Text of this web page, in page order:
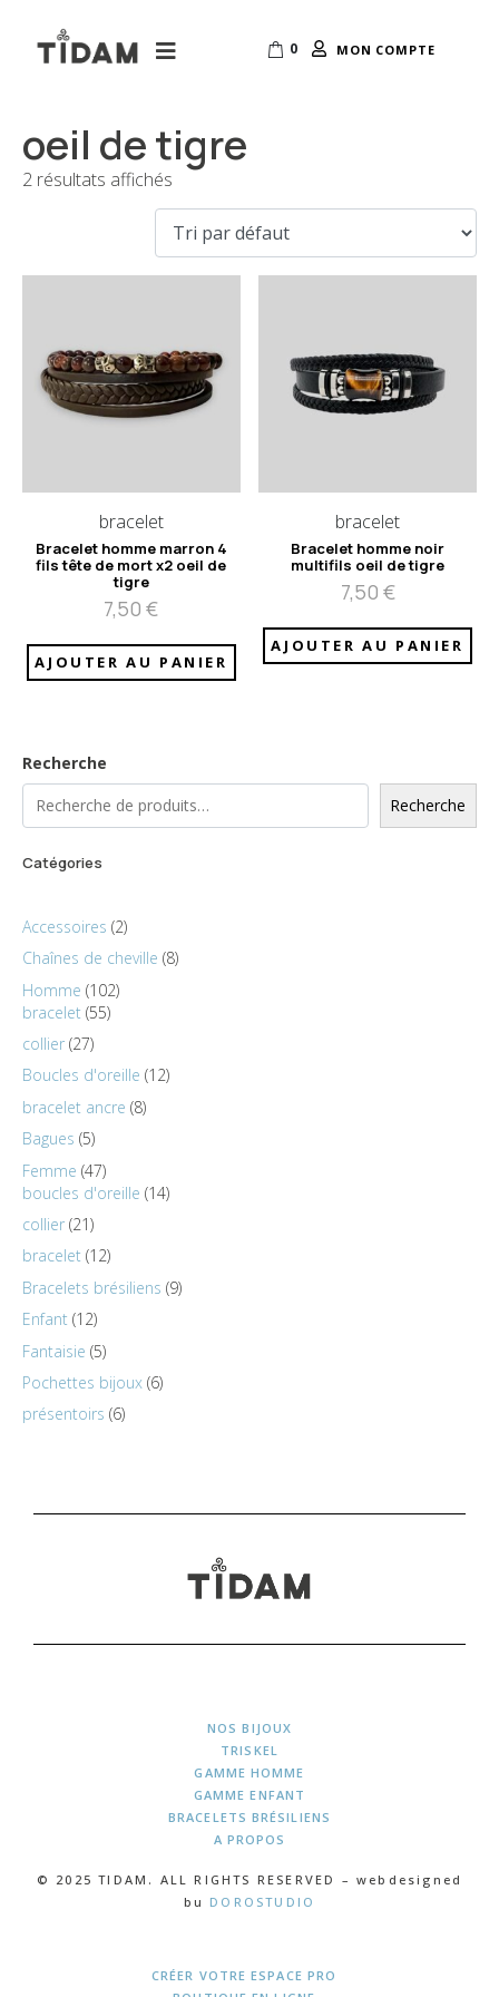
0 MON COMPTE
oeil de tigre
2 résultats affichés
bracelet
Bracelet homme marron 4
fils tête de mort x2 oeil de
tigre
7,50€
AJOUTER AU PANIER
bracelet
Bracelet homme noir
multifils oeil de tigre
7,50 €
AJOUTER AU PANIER
Recherche
Recherche
Catégories
Accessoires 2
Chaînes de cheville 8
Homme 102
bracelet 55
collier 27
Boucles d'oreille 12
bracelet ancre 8
Bagues 5
Femme 47
boucles d'oreille 14
collier 21
bracelet 12
Bracelets brésiliens 9
Enfant 12
Fantaisie 5
Pochettes bijoux 6
présentoirs 6
NOS BIJOUX
TRISKEL
GAMME HOMME
GAMME ENFANT
BRACELETS BRÉSILIENS
A PROPOS
© 2025 TIDAM. ALL RIGHTS RESERVED – webdesigned
bu DOROSTUDIO
CRÉER VOTRE ESPACE PRO